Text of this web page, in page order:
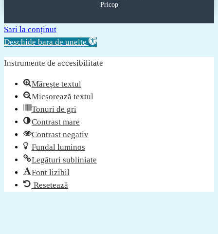
Pricop
Sari la conținut
Deschide bara de unelte
Instrumente de accesibilitate
Mărește textul
Micșorează textul
Tonuri de gri
Contrast mare
Contrast negativ
Fundal luminos
Legături subliniate
Font lizibil
Resetează